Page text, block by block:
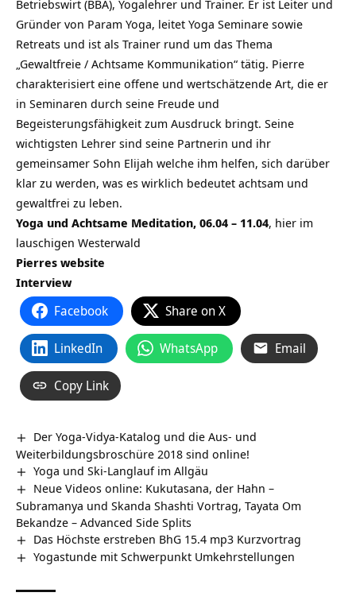
Betriebswirt (BBA), Yogalehrer und Trainer. Er ist Leiter und
Gründer von Param Yoga, leitet Yoga Seminare sowie
Retreats und ist als Trainer rund um das Thema
„Gewaltfreie / Achtsame Kommunikation“ tätig. Pierre
charakterisiert eine offene und wertschätzende Art, die er
in Seminaren durch seine Freude und
Begeisterungsfähigkeit zum Ausdruck bringt. Seine
wichtigsten Lehrer sind seine Partnerin und ihr
gemeinsamer Sohn Elijah welche ihm helfen, sich darüber
klar zu werden, was es wirklich bedeutet achtsam und
gewaltfrei zu leben.
Yoga und Achtsame Meditation, 06.04 – 11.04, hier im
lauschigen Westerwald
Pierres website
Interview
Facebook Share on X
LinkedIn WhatsApp Email
Copy Link
Der Yoga-Vidya-Katalog und die Aus- und
Weiterbildungsbroschüre 2018 sind online!
Yoga und Ski-Langlauf im Allgäu
Neue Videos online: Kukutasana, der Hahn –
Subramanya und Skanda Shashti Vortrag, Tayata Om
Bekandze – Advanced Side Splits
Das Höchste erstreben BhG 15.4 mp3 Kurzvortrag
Yogastunde mit Schwerpunkt Umkehrstellungen